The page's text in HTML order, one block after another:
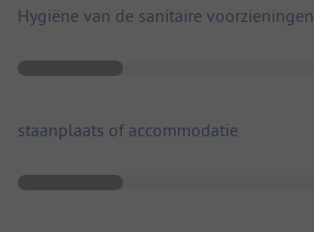
Hygiëne van de sanitaire voorzieningen
staanplaats of accommodatie